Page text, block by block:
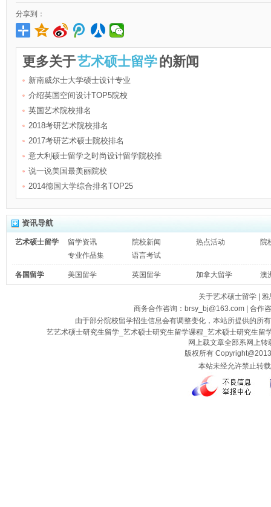
分享到：
更多关于艺术硕士留学的新闻
新南威尔士大学硕士设计专业
介绍英国空间设计TOP5院校
英国艺术院校排名
2018考研艺术院校排名
2017考研艺术硕士院校排名
意大利硕士留学之时尚设计留学院校推
说一说美国最美丽院校
2014德国大学综合排名TOP25
资讯导航
艺术硕士留学 留学资讯 院校新闻 热点活动
院
专业作品集
语言考试
各国留学 美国留学 英国留学 加拿大留学 澳
关于艺术硕士留学
雅
商务合作咨询：brsy_bj@163.com | 合作
由于部分院校留学招生信息会有调整变化，本站所提供的所
艺艺术硕士研究生留学_艺术硕士研究生留学课程_艺术硕士研究生
网上载文章全部系网上
版权所有
本站未经允许禁止转